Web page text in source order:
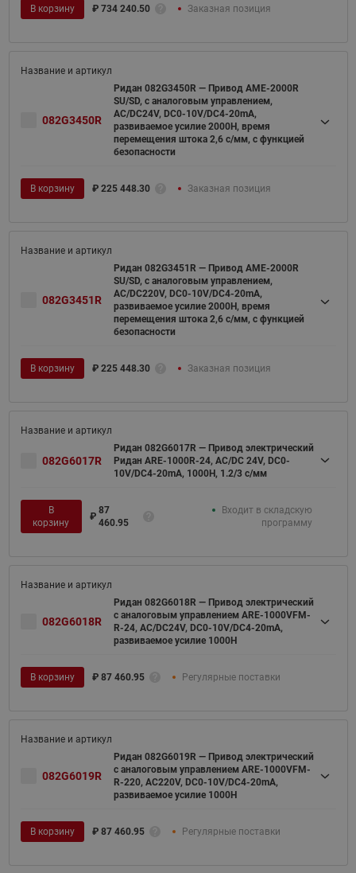
В корзину ₽ 734 240.50 Заказная позиция
082G3450R
Ридан 082G3450R — Привод AME-2000R
SU/SD, с аналоговым управлением,
AC/DC24V, DC0-10V/DC4-20mA,
развиваемое усилие 2000Н, время
перемещения штока 2,6 с/мм, с функцией
безопасности
В корзину ₽ 225 448.30 Заказная позиция
082G3451R
Ридан 082G3451R — Привод AME-2000R
SU/SD, с аналоговым управлением,
AC/DC220V, DC0-10V/DC4-20mA,
развиваемое усилие 2000Н, время
перемещения штока 2,6 с/мм, с функцией
безопасности
В корзину ₽ 225 448.30 Заказная позиция
082G6017R
Ридан 082G6017R — Привод электрический
Ридан ARE-1000R-24, AC/DC 24V, DC0-
10V/DC4-20mA, 1000H, 1.2/3 с/мм
В
корзину
₽
87
460.95
Входит в складскую
программу
082G6018R
Ридан 082G6018R — Привод электрический
с аналоговым управлением ARE-1000VFM-
R-24, AC/DC24V, DC0-10V/DC4-20mA,
развиваемое усилие 1000Н
В корзину ₽ 87 460.95 Регулярные поставки
082G6019R
Ридан 082G6019R — Привод электрический
с аналоговым управлением ARE-1000VFM-
R-220, AC220V, DC0-10V/DC4-20mA,
развиваемое усилие 1000Н
В корзину ₽ 87 460.95 Регулярные поставки